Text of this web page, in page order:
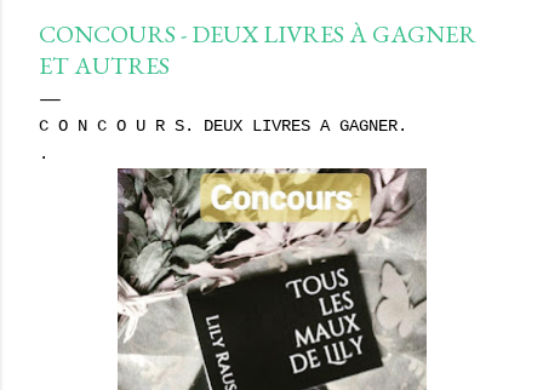
CONCOURS - DEUX LIVRES À GAGNER
ET AUTRES
C O N C O U R S. DEUX LIVRES A GAGNER.
.